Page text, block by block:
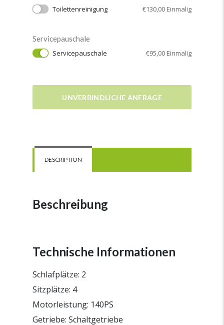
Toilettenreinigung
€130,00 Einmalig
Servicepauschale
Servicepauschale
€95,00 Einmalig
UNVERBINDLICHE ANFRAGE
DESCRIPTION
Beschreibung
Technische Informationen
Schlafplätze: 2
Sitzplätze: 4
Motorleistung: 140PS
Getriebe: Schaltgetriebe